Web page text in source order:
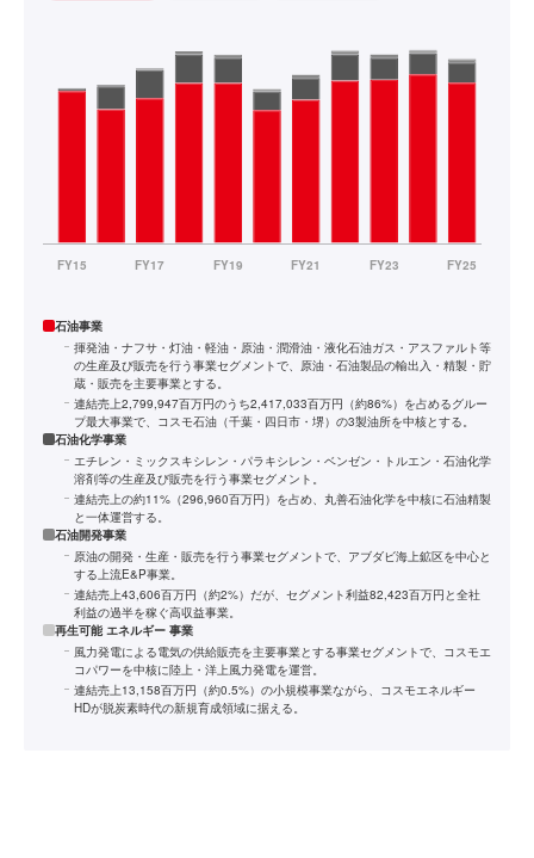
石油事業
揮発油・ナフサ・灯油・軽油・原油・潤滑油・液化石油ガス・アスファルト等
の生産及び販売を行う事業セグメントで、原油・石油製品の輸出入・精製・貯
蔵・販売を主要事業とする。
連結売上2,799,947百万円のうち2,417,033百万円（約86%）を占めるグルー
プ最大事業で、コスモ石油（千葉・四日市・堺）の3製油所を中核とする。
石油化学事業
エチレン・ミックスキシレン・パラキシレン・ベンゼン・トルエン・石油化学
溶剤等の生産及び販売を行う事業セグメント。
連結売上の約11%（296,960百万円）を占め、丸善石油化学を中核に石油精製
と一体運営する。
石油開発事業
原油の開発・生産・販売を行う事業セグメントで、アブダビ海上鉱区を中心と
する上流E&P事業。
連結売上43,606百万円（約2%）だが、セグメント利益82,423百万円と全社
利益の過半を稼ぐ高収益事業。
再生可能 エネルギー 事業
風力発電による電気の供給販売を主要事業とする事業セグメントで、コスモエ
コパワーを中核に陸上・洋上風力発電を運営。
連結売上13,158百万円（約0.5%）の小規模事業ながら、コスモエネルギー
HDが脱炭素時代の新規育成領域に据える。